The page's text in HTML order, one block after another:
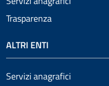
Trasparenza
ALTRI ENTI
Servizi anagrafici